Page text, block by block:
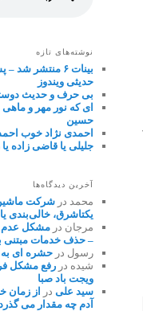
نوشته‌های تازه
بینات ۶ منتشر شد
حدیثی ویندوز
بی حرف و حدیث
ای که نور مهر و
حسین
احمدی نژاد خوب
جلیلی یا قاضی زاده
آخرین دیدگاه‌ها
محمد در شرکت
یکتاشرق، خالی‌بندی
مرجان در مشکل عدم
– حذف خدمات مبتنی
رسول در حشره ای به
شیده در رفع مشکل
ویجت باد صبا
سید علی در از
آدم چه مقدار می